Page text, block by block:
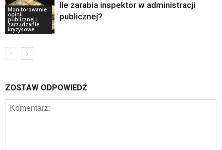
Monitorowanie
opinii
publicznej i
zarządzanie
kryzysowe
Ile zarabia inspektor w administracji
publicznej?
ZOSTAW ODPOWIEDŹ